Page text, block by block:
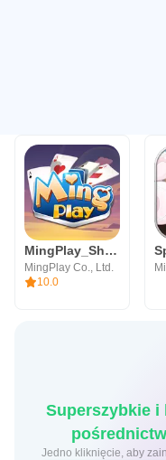
MingPlay_ShanKoeMee, BooGyi
MingPlay Co., Ltd.
10.0
Superszybkie i